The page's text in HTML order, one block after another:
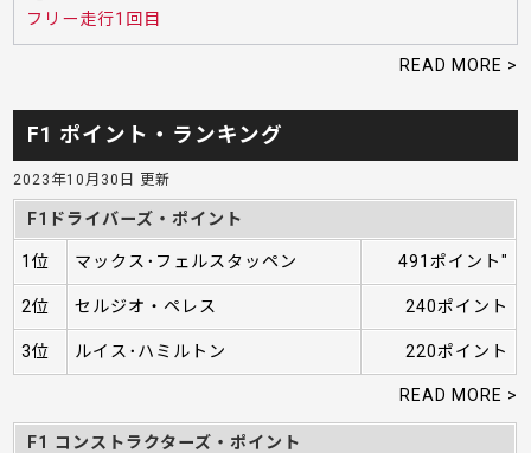
フリー走行1回目
READ MORE >
F1 ポイント・ランキング
2023年10月30日 更新
F1ドライバーズ・ポイント
1位 マックス･フェルスタッペン 491ポイント"
2位 セルジオ・ペレス 240ポイント
3位 ルイス･ハミルトン 220ポイント
READ MORE >
F1 コンストラクターズ・ポイント